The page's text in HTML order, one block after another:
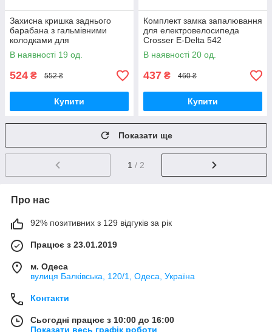
Захисна кришка заднього
барабана з гальмівними
колодками для
електровелосипеда Crosser
E-Delta 536
В наявності 19 од.
524 ₴ 552 ₴
Купити
Комплект замка запалювання
для електровелосипеда
Crosser E-Delta 542
В наявності 20 од.
437 ₴ 460 ₴
Купити
Показати ще
1 / 2
Про нас
92% позитивних з 129 відгуків за рік
Працює з 23.01.2019
м. Одеса
вулиця Балківська, 120/1, Одеса, Україна
Контакти
Сьогодні працює з 10:00 до 16:00
Показати весь графік роботи